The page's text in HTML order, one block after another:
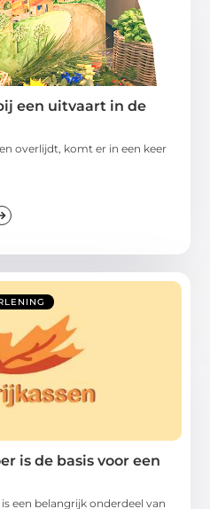
een uitvaart in de
overlijdt, komt er in een keer
is de basis voor een
een belangrijk onderdeel van